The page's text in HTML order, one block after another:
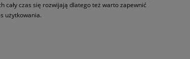
cały czas się rozwijają dlatego też warto zapewnić
użytkowania.